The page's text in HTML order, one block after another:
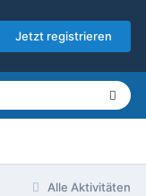
Jetzt registrieren
Alle Aktivitäten